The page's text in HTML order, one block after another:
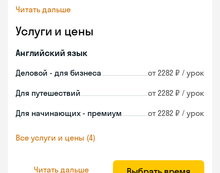
Читать дальше
Услуги и цены
Английский язык
Деловой - для бизнеса от 2282 ₽ / урок
Для путешествий от 2282 ₽ / урок
Для начинающих - премиум от 2282 ₽ / урок
Все услуги и цены (4)
Читать дальше